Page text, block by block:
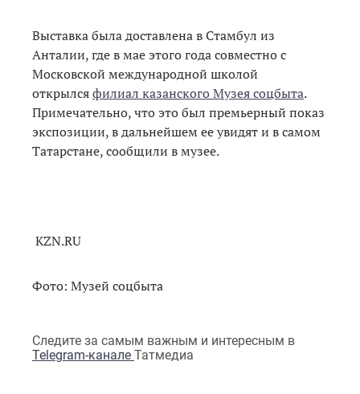
Выставка была доставлена в Стамбул из
Анталии, где в мае этого года совместно с
Московской международной школой
открылсяфилиал казанского Музея соцбыта.
Примечательно, что это был премьерный показ
экспозиции, в дальнейшем ее увидят и в самом
Татарстане, сообщили в музее.
KZN.RU
Фото: Музей соцбыта
Следите за самым важным и интересным в
Telegram-канале Татмедиа